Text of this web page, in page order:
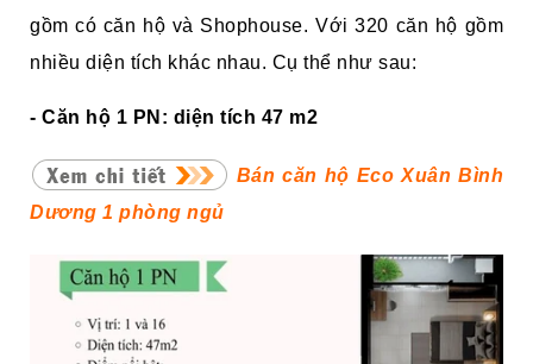
gồm có căn hộ và Shophouse. Với 320 căn hộ gồm
nhiều diện tích khác nhau. Cụ thể như sau:
- Căn hộ 1 PN: diện tích 47 m2
Bán căn hộ Eco Xuân Bình
Dương 1 phòng ngủ